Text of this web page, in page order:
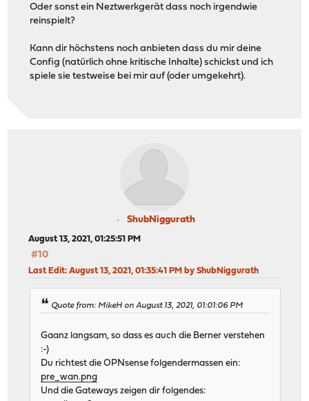
Oder sonst ein Neztwerkgerät dass noch irgendwie
reinspielt?
Kann dir höchstens noch anbieten dass du mir deine
Config (natürlich ohne kritische Inhalte) schickst und ich
spiele sie testweise bei mir auf (oder umgekehrt).
ShubNiggurath
August 13, 2021, 01:25:51 PM
#10
Last Edit: August 13, 2021, 01:35:41 PM by ShubNiggurath
Quote from: MikeH on August 13, 2021, 01:01:06 PM
Gaanz langsam, so dass es auch die Berner verstehen
:-)
Du richtest die OPNsense folgendermassen ein:
pre_wan.png
Und die Gateways zeigen dir folgendes: